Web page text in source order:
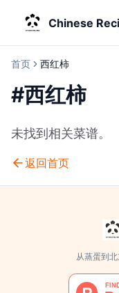
Chinese
首页 西红柿
#西红柿
未找到相关菜谱。
返回首页
从蒸蛋到